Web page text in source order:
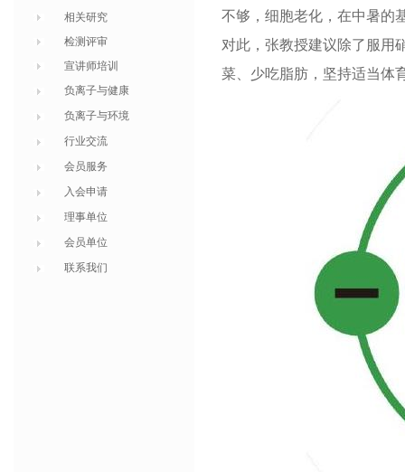
相关研究
检测评审
宣讲师培训
负离子与健康
负离子与环境
行业交流
会员服务
入会申请
理事单位
会员单位
联系我们
不够，细胞老化，在中暑的
对此，张教授建议除了服用
菜、少吃脂肪，坚持适当体